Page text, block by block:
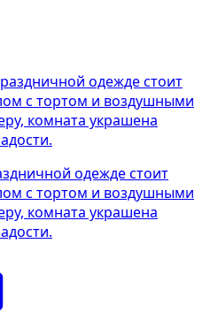
одежде стоит
с тортом и воздушными
комната украшена